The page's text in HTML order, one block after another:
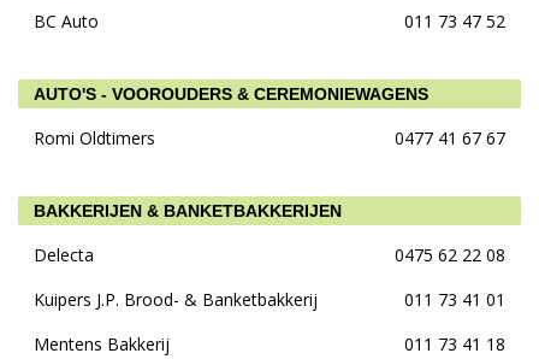
BC Auto 011 73 47 52
AUTO'S - VOOROUDERS & CEREMONIEWAGENS
Romi Oldtimers 0477 41 67 67
BAKKERIJEN & BANKETBAKKERIJEN
Delecta
0475 62 22 08
Kuipers J.P. Brood- & Banketbakkerij
011 73 41 01
Mentens Bakkerij
011 73 41 18